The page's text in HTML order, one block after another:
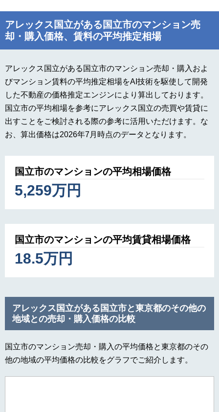
アレックス国立がある国立市のマンション売
却・購入価格、賃料の平均推定相場
アレックス国立がある国立市のマンション売却・購入およ
びマンション賃料の平均推定相場をAI技術を駆使して開発
した不動産の価格推定エンジンにより算出しております。
国立市の平均相場を参考にアレックス国立の売買や賃貸に
出すことをご検討される際の参考に活用いただけます。な
お、算出価格は2026年7月時点のデータとなります。
国立市のマンションの平均相場価格
5,259万円
国立市のマンションの平均賃貸相場価格
18.5万円
アレックス国立がある国立市と東京都のその他の
地域との売却・購入価格の比較
国立市のマンション売却・購入の平均価格と東京都のその
他の地域の平均価格の比較をグラフでご紹介します。